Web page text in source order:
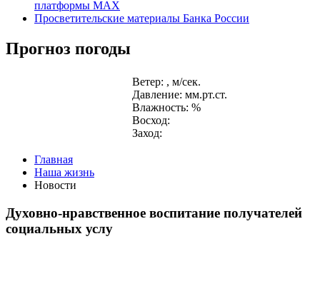
платформы MAX
Просветительские материалы Банка России
Прогноз погоды
Ветер: , м/сек.
Давление: мм.рт.ст.
Влажность: %
Восход:
Заход:
Главная
Наша жизнь
Новости
Духовно-нравственное воспитание получателей
социальных услу